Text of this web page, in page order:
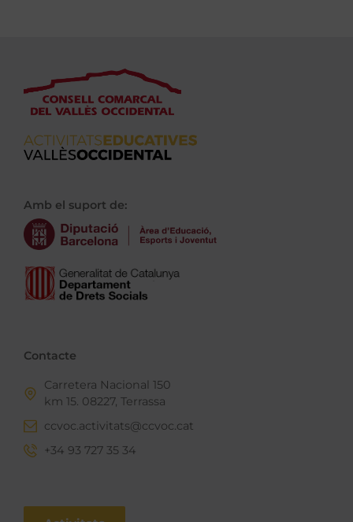
Amb el suport de:
Contacte
Carretera Nacional 150
km 15. 08227, Terrassa
ccvoc.activitats@ccvoc.cat
+34 93 727 35 34